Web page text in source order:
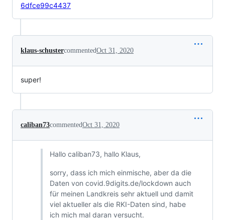
6dfce99c4437
klaus-schustercommentedOct 31, 2020
super!
caliban73commentedOct 31, 2020
Hallo caliban73, hallo Klaus,
sorry, dass ich mich einmische, aber da die
Daten von covid.9digits.de/lockdown auch
für meinen Landkreis sehr aktuell und damit
viel aktueller als die RKI-Daten sind, habe
ich mich mal daran versucht.